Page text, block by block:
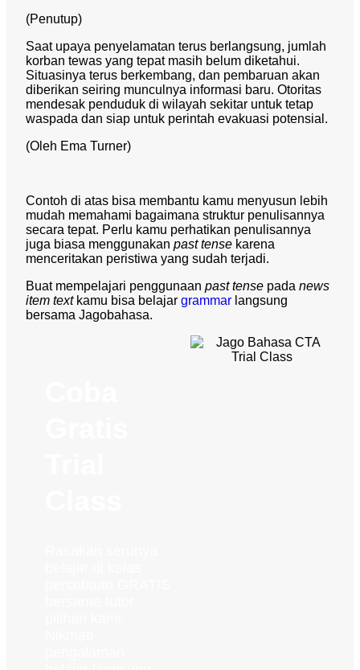
(Penutup)
Saat upaya penyelamatan terus berlangsung, jumlah
korban tewas yang tepat masih belum diketahui.
Situasinya terus berkembang, dan pembaruan akan
diberikan seiring munculnya informasi baru. Otoritas
mendesak penduduk di wilayah sekitar untuk tetap
waspada dan siap untuk perintah evakuasi potensial.
(Oleh Ema Turner)
Contoh di atas bisa membantu kamu menyusun lebih
mudah memahami bagaimana struktur penulisannya
secara tepat. Perlu kamu perhatikan penulisannya
juga biasa menggunakan past tense karena
menceritakan peristiwa yang sudah terjadi.
Buat mempelajari penggunaan past tense pada news
item text kamu bisa belajar grammar langsung
bersama Jagobahasa.